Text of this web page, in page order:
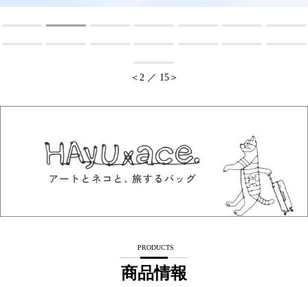
＜ 3／ 15＞
PRODUCTS
商品情報